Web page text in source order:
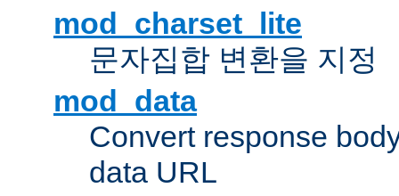
mod_charset_lite
문자집합 변환을 지정
mod_data
Convert response
data URL